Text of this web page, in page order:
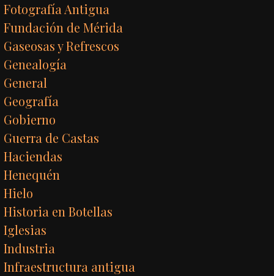
Fotografía Antigua
Fundación de Mérida
Gaseosas y Refrescos
Genealogía
General
Geografía
Gobierno
Guerra de Castas
Haciendas
Henequén
Hielo
Historia en Botellas
Iglesias
Industria
Infraestructura antigua